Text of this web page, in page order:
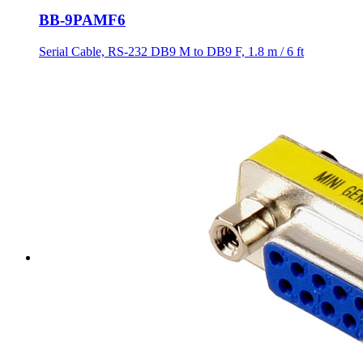
BB-9PAMF6
Serial Cable, RS-232 DB9 M to DB9 F, 1.8 m / 6 ft